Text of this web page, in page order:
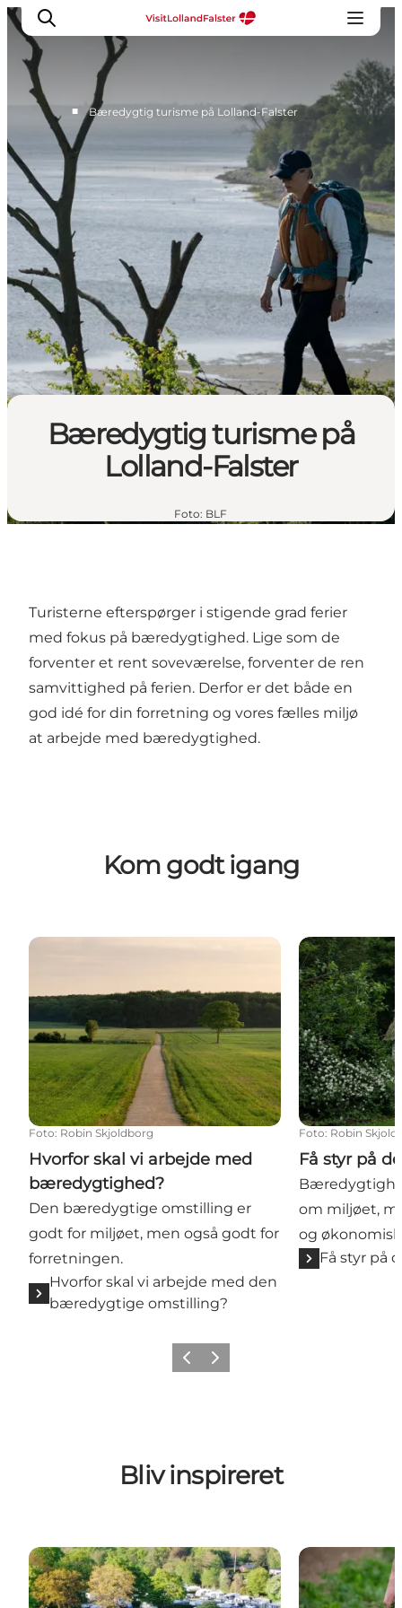
Oplevelser
I naturen
For børn
Kultur
Gastronomi
Planlæg din ferie
■ Bæredygtig turisme på Lolland-Falster
Bæredygtig turisme på
Lolland-Falster
Foto: BLF
Turisterne efterspørger i stigende grad ferier
med fokus på bæredygtighed. Lige som de
forventer et rent soveværelse, forventer de ren
samvittighed på ferien. Derfor er det både en
god idé for din forretning og vores fælles miljø
at arbejde med bæredygtighed.
Kom godt igang
Hvorfor skal vi arbejde med bæredygtighed?
Foto: Robin Skjoldborg
Hvorfor skal vi arbejde med
bæredygtighed?
Den bæredygtige omstilling er
godt for miljøet, men også godt for
forretningen.
Hvorfor skal vi arbejde med den
bæredygtige omstilling?
Få styr på de
Foto: Robin
Få styr på
om miljøet,
og
Få styr på
ForrigeNæste
Bliv inspireret
Nysted Strand Camping Lammehave